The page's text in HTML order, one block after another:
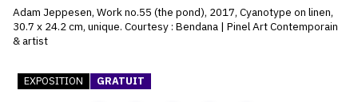
À PROPOS
À PROPOS D'OAM
Adam Jeppesen, Work no.55 (the pond), 2017, Cyanotype on linen,
30.7 x 24.2 cm, unique. Courtesy : Bendana | Pinel Art Contemporain
& artist
EXPOSITION GRATUIT